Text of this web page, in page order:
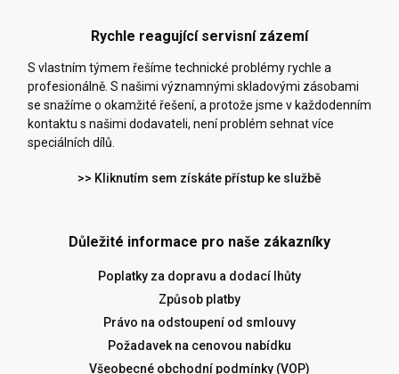
Rychle reagující servisní zázemí
S vlastním týmem řešíme technické problémy rychle a
profesionálně. S našimi významnými skladovými zásobami
se snažíme o okamžité řešení, a protože jsme v každodenním
kontaktu s našimi dodavateli, není problém sehnat více
speciálních dílů.
>> Kliknutím sem získáte přístup ke službě
Důležité informace pro naše zákazníky
Poplatky za dopravu a dodací lhůty
Způsob platby
Právo na odstoupení od smlouvy
Požadavek na cenovou nabídku
Všeobecné obchodní podmínky (VOP)